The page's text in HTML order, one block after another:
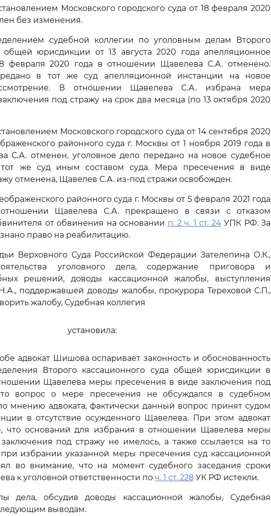
Московского городского суда от 18 февраля 2020
без изменения.
судебной коллегии по уголовным делам Второго
общей юрисдикции от 13 августа 2020 года апелляционное
февраля 2020 года в отношении Щавелева С.А. отменено.
в тот же суд апелляционной инстанции на новое
В отношении Щавелева С.А. избрана мера
под стражу на срок два месяца (по 13 октября 2020
Московского городского суда от 14 сентября 2020
районного суда г. Москвы от 1 ноября 2019 года в
С.А. отменен, уголовное дело передано на новое судебное
тот же суд иным составом суда. Мера пресечения в виде
отменена, Щавелев С.А. из-под стражи освобожден.
районного суда г. Москвы от 5 февраля 2021 года
Щавелева С.А. прекращено в связи с отказом
от обвинения на основании п. 2 ч. 1 ст. 24УПК РФ. За
право на реабилитацию.
Верховного Суда Российской Федерации Зателепина О.К.,
уголовного дела, содержание приговора и
решений, доводы кассационной жалобы, выступления
поддержавшей доводы жалобы, прокурора Тереховой С.П.,
жалобу, Судебная коллегия
установила:
адвокат Шишова оспаривает законность и обоснованность
Второго кассационного суда общей юрисдикции в
Щавелева меры пресечения в виде заключения под
вопрос о мере пресечения не обсуждался в судебном
мнению адвоката, фактически данный вопрос принят судом
в отсутствие осужденного Щавелева. При этом адвокат
что оснований для избрания в отношении Щавелева меры
под стражу не имелось, а также ссылается на то
при избрании указанной меры пресечения суд кассационной
во внимание, что на момент судебного заседания сроки
к уголовной ответственности по ч. 1 ст. 228 УК РФ истекли.
дела, обсудив доводы кассационной жалобы, Судебная
выводам.